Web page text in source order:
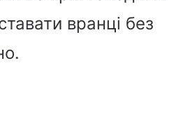
вранці без